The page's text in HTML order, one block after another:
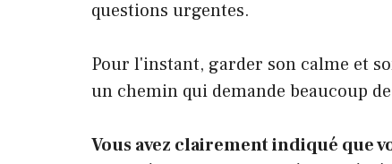
questions urgentes.
Pour l'instant, garder son calme et
un chemin qui demande beaucoup
Vous avez clairement indiqué que